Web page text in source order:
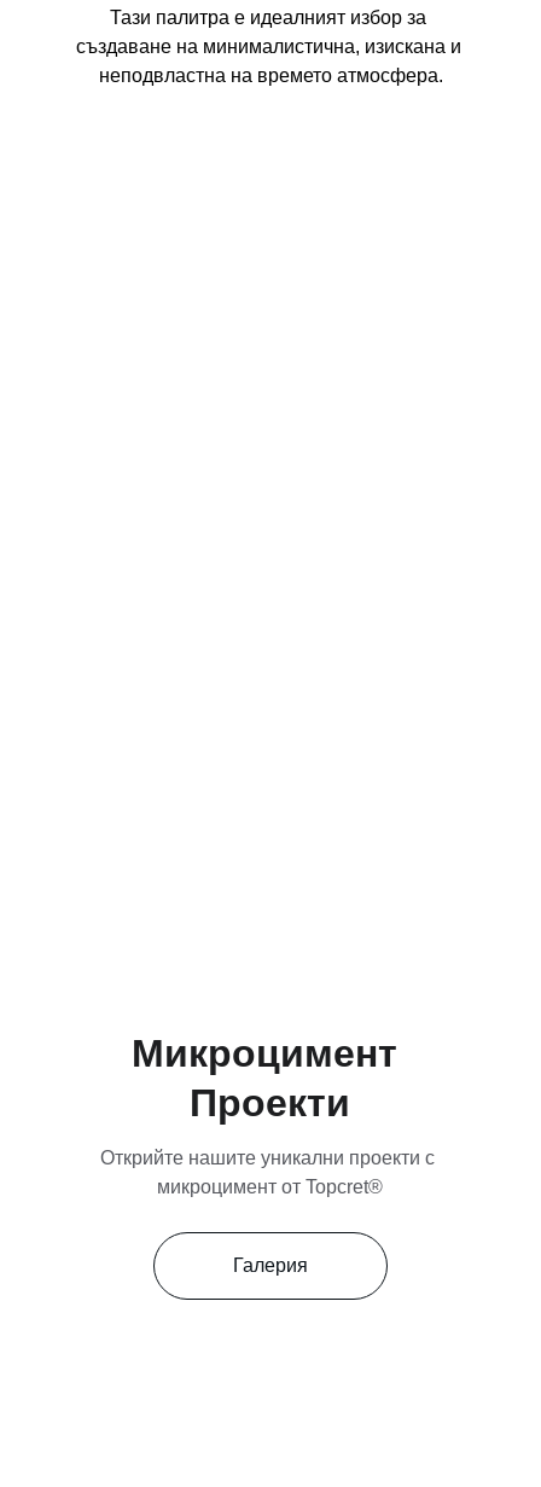
Тази палитра е идеалният избор за
създаване на минималистична, изискана и
неподвластна на времето атмосфера.
Микроцимент
Проекти
Открийте нашите уникални проекти с
микроцимент от Topcret®
Галерия